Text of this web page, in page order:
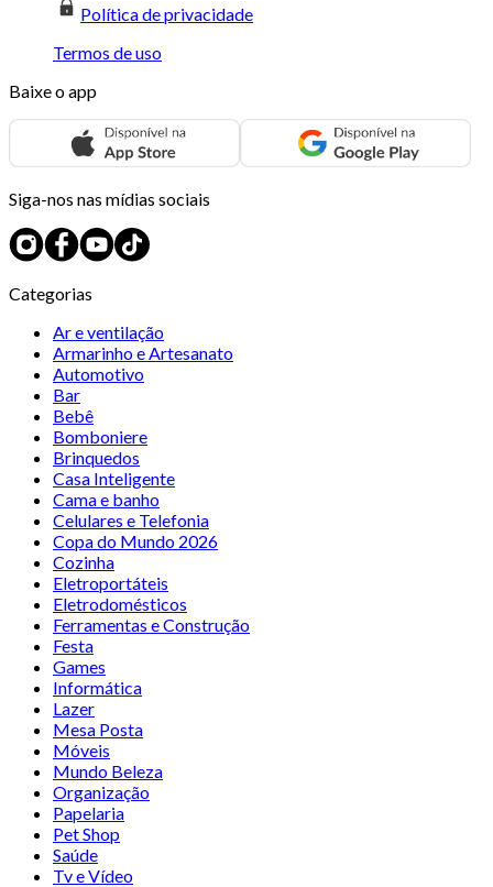
Política de privacidade
Termos de uso
Baixe o app
Siga-nos nas mídias sociais
Categorias
Ar e ventilação
Armarinho e Artesanato
Automotivo
Bar
Bebê
Bomboniere
Brinquedos
Casa Inteligente
Cama e banho
Celulares e Telefonia
Copa do Mundo 2026
Cozinha
Eletroportáteis
Eletrodomésticos
Ferramentas e Construção
Festa
Games
Informática
Lazer
Mesa Posta
Móveis
Mundo Beleza
Organização
Papelaria
Pet Shop
Saúde
Tv e Vídeo